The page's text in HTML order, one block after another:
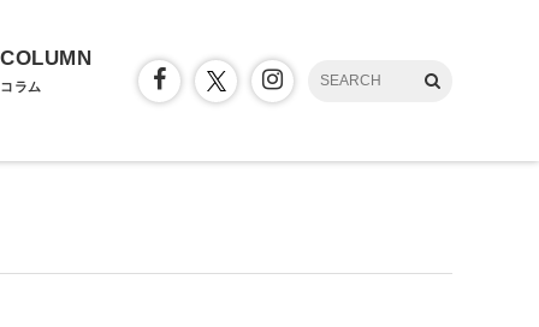
COLUMN
コラム